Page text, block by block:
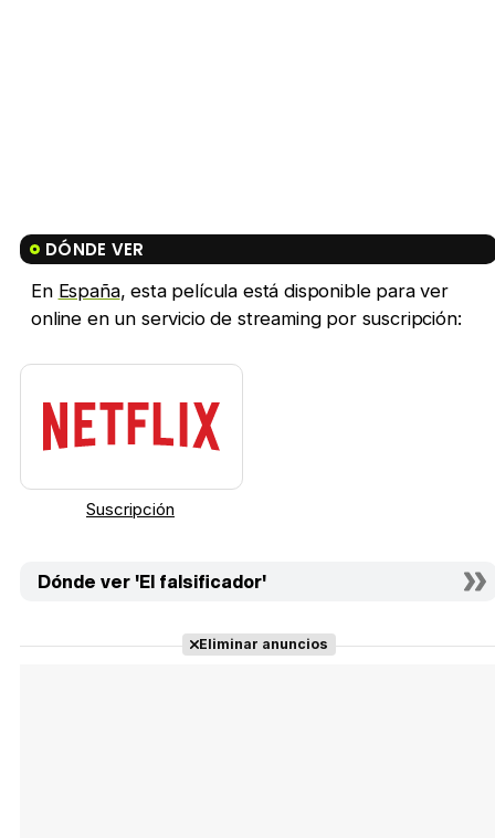
DÓNDE VER
En España, esta película está disponible para ver
online en un servicio de streaming por suscripción:
Suscripción
Dónde ver 'El falsificador'
Eliminar anuncios